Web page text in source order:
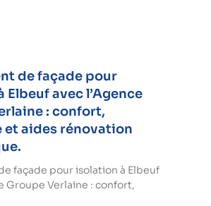
de façade pour
Elbeuf avec l’Agence
: confort,
et aides rénovation
façade pour isolation à Elbeuf
Groupe Verlaine : confort,